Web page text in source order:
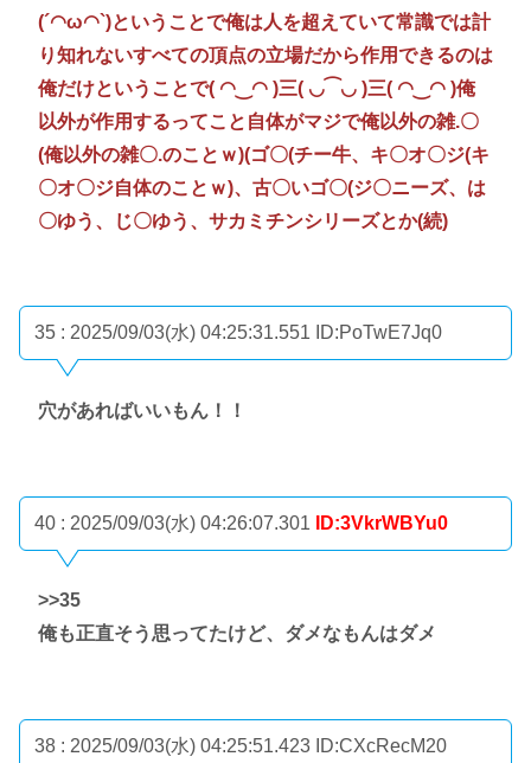
(´◠ω◠`)ということで俺は人を超えていて常識では計
り知れないすべての頂点の立場だから作用できるのは
俺だけということで( ◠‿◠ )三( ◡⁀◡ )三( ◠‿◠ )俺
以外が作用するってこと自体がマジで俺以外の雑.〇
(俺以外の雑〇.のことｗ)(ゴ〇(チー牛、キ〇オ〇ジ(キ
〇オ〇ジ自体のことｗ)、古〇いゴ〇(ジ〇ニーズ、は
〇ゆう、じ〇ゆう、サカミチンシリーズとか(続)
35 : 2025/09/03(水) 04:25:31.551 ID:PoTwE7Jq0
穴があればいいもん！！
40 : 2025/09/03(水) 04:26:07.301 ID:3VkrWBYu0
>>35
俺も正直そう思ってたけど、ダメなもんはダメ
38 : 2025/09/03(水) 04:25:51.423 ID:CXcRecM20